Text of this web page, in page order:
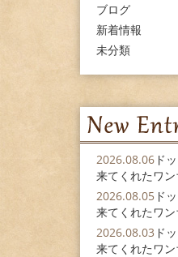
ブログ
新着情報
未分類
2026.08.06 ド
来てくれたワ
2026.08.05 ド
来てくれたワ
2026.08.03 ド
来てくれたワ